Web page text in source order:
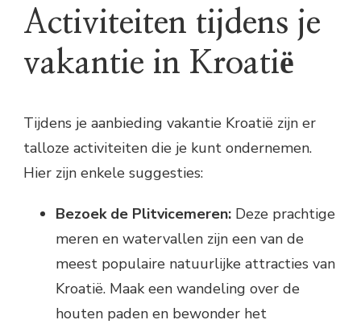
Activiteiten tijdens je
vakantie in Kroatië
Tijdens je aanbieding vakantie Kroatië zijn er
talloze activiteiten die je kunt ondernemen.
Hier zijn enkele suggesties:
Bezoek de Plitvicemeren: Deze prachtige
meren en watervallen zijn een van de
meest populaire natuurlijke attracties van
Kroatië. Maak een wandeling over de
houten paden en bewonder het